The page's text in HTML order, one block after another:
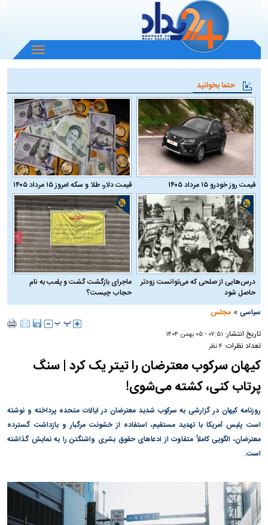
باز
و
منو
حتما بخوانید
قیمت روز خودرو ۱۵ مرداد ۱۴۰۵ قیمت دلار، طلا و سکه امروز ۱۵ مرداد ۱۴۰۵
درس‌هایی از صلحی که می‌توانست زودتر
حاصل شود
ماجرای بازگشت گشت و پلمب به نام
حجاب چیست؟
سیاسی »مجلس
تاریخ انتشار: ۰۷:۵۱ - ۰۵ بهمن ۱۴۰۴
تعداد نظرات: ۴ نظر
کیهان سرکوب معترضان را تیتر یک کرد | سنگ
پرتاب کنی، کشته می‌شوی!
روزنامه کیهان در گزارشی به سرکوب شدید معترضان در ایالات متحده پرداخته و نوشته
است پلیس آمریکا با تهدید مستقیم، استفاده از خشونت مرگبار و بازداشت گسترده
معترضان، الگویی کاملاً متفاوت از ادعا‌های حقوق بشری واشنگتن را به نمایش گذاشته
است.